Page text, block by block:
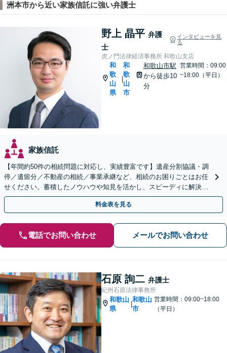
洲本市から近い家族信託に強い弁護士
野上 晶平 弁護
士
インタビューを見
る
虎ノ門法律経済事務所 和歌山支店
和
歌
山
県
和
歌
山
市
和歌山市駅
から徒歩10
分
営業時間：09:00
~18:00（平日）
家族信託
【年間約50件の相続問題に対応し、実績豊富です】遺産分割協議・調
停／遺留分／不動産の相続／事業承継など、相続のお困りごとはお任
せください。蓄積したノウハウや知見を活かし、スピーディに解決を
目指します【初回相談30分無料】【和歌山市駅５分】
料金表を見る
電話でお問い合わせ メールでお問い合わせ
石原 詢二 弁護士
紀州石原法律事務所
和歌山
県
|
和歌山
市
営業時間：09:00~18:00
（平日）